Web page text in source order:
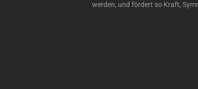
werden, und fördert so Kraft,